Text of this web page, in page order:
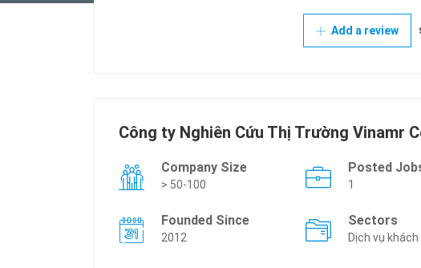
Add a review
Công ty Nghiên Cứu Thị Trường Vinamr
Company Size
> 50-100
Posted
1
Founded Since
2012
Sectors
Dịch vụ khách